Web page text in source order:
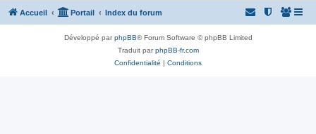
Accueil Portail Index du forum
Développé parphpBB® Forum Software © phpBB Limited
Traduit parphpBB-fr.com
Confidentialité | Conditions